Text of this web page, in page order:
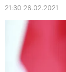
21:30 26.02.2021